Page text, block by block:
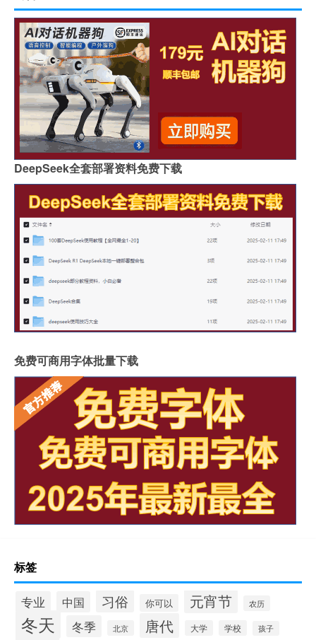
DeepSeek全套部署资料免费下载
免费可商用字体批量下载
标签
专业 中国 习俗 你可以 元宵节 农历
冬天 冬季 北京 唐代 大学 学校 孩子